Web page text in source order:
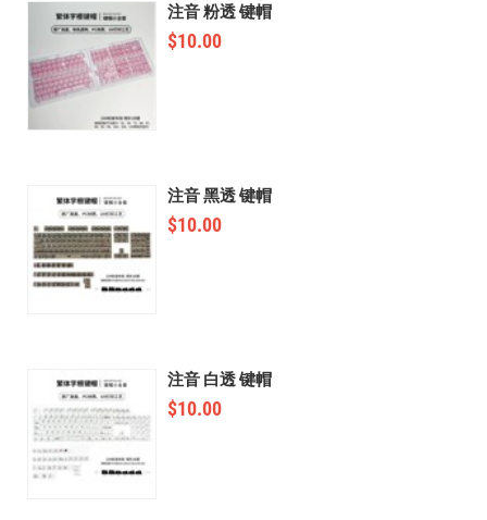
注音 粉透 键帽
$10.00
注音 黑透 键帽
$10.00
注音 白透 键帽
$10.00